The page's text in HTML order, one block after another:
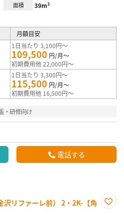
面積 39m²
月額目安
1日当たり 3,100円～
109,500 円/月～
初期費用他 22,000円～
1日当たり 3,300円～
115,500 円/月～
初期費用他 16,500円～
・研修向け
電話する
リファーレ前） 2・2K-【角